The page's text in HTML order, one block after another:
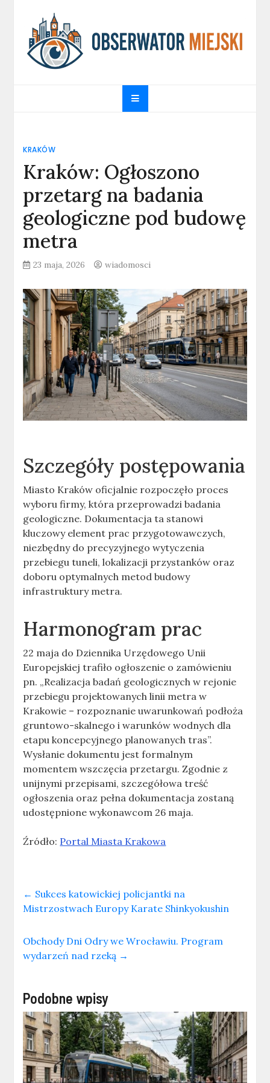
content
obserwatormiejski.pl
KRAKÓW
Kraków: Ogłoszono
przetarg na badania
geologiczne pod budowę
metra
23 maja, 2026 wiadomosci
Szczegóły postępowania
Miasto Kraków oficjalnie rozpoczęło proces
wyboru firmy, która przeprowadzi badania
geologiczne. Dokumentacja ta stanowi
kluczowy element prac przygotowawczych,
niezbędny do precyzyjnego wytyczenia
przebiegu tuneli, lokalizacji przystanków oraz
doboru optymalnych metod budowy
infrastruktury metra.
Harmonogram prac
22 maja do Dziennika Urzędowego Unii
Europejskiej trafiło ogłoszenie o zamówieniu
pn. „Realizacja badań geologicznych w rejonie
przebiegu projektowanych linii metra w
Krakowie – rozpoznanie uwarunkowań podłoża
gruntowo-skalnego i warunków wodnych dla
etapu koncepcyjnego planowanych tras”.
Wysłanie dokumentu jest formalnym
momentem wszczęcia przetargu. Zgodnie z
unijnymi przepisami, szczegółowa treść
ogłoszenia oraz pełna dokumentacja zostaną
udostępnione wykonawcom 26 maja.
Źródło: Portal Miasta Krakowa
← Sukces katowickiej policjantki na
Mistrzostwach Europy Karate Shinkyokushin
Obchody Dni Odry we Wrocławiu. Program
wydarzeń nad rzeką →
Podobne wpisy